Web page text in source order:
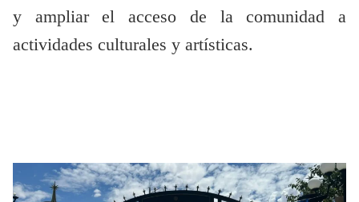
y ampliar el acceso de la comunidad a
actividades culturales y artísticas.